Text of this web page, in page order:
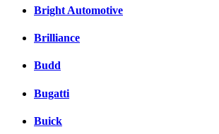
Bright Automotive
Brilliance
Budd
Bugatti
Buick